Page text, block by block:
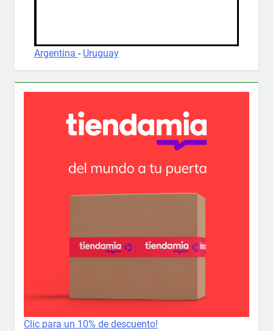
Argentina - Uruguay
Clic para un 10% de descuento!